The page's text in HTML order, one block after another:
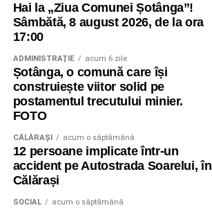
Hai la „Ziua Comunei Șotânga”!
Sâmbătă, 8 august 2026, de la ora
17:00
ADMINISTRAŢIE acum 6 zile
Șotânga, o comună care își
construiește viitor solid pe
postamentul trecutului minier.
FOTO
CĂLĂRAŞI acum o săptămână
12 persoane implicate într-un
accident pe Autostrada Soarelui, în
Călărași
SOCIAL acum o săptămână